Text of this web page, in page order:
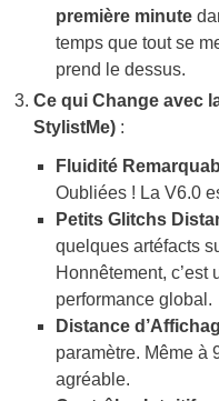
première minute
temps que tout se
prend le dessus.
Ce qui Change avec
StylistMe) :
Fluidité
Oubliées ! La V6.0
Petits Glitchs
quelques artéfacts
Honnêtement,
performance global.
Distance
paramètre. Même à
agréable.